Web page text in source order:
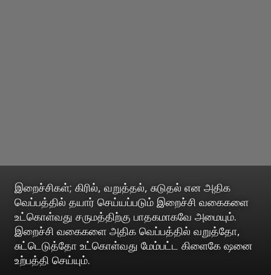
இறைச்சிகள்; கிரில், வறுத்தல், சுடுதல் என அதிக
வெப்பத்தில் தயார் செய்யப்படும் இறைச்சி வகைகளை
உட்கொள்வது சருமத்திற்கு பாதகமாகவே அமையும்.
இறைச்சி வகைகளை அதிக வெப்பத்தில் வறுத்தோ,
சுட்டெடுத்தோ உட்கொள்வது மேம்பட்ட கிளைகே ஷனை
உற்பத்தி செய்யும்.